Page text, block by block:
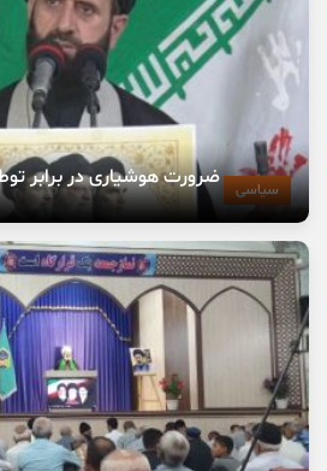
سیاسی ضرورت هوشیاری در برابر